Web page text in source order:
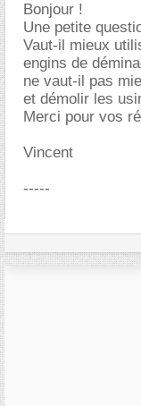
Bonjour !
Une petite
Vaut-il mieux
engins de
ne vaut-il pas
et démolir les
Merci pour vos
Vincent
-----